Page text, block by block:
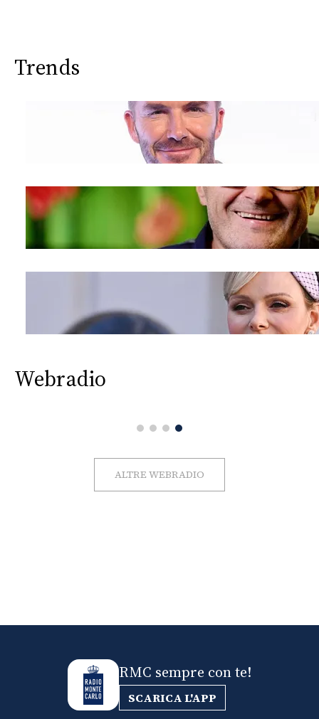
Trends
Webradio
ALTRE WEBRADIO
RMC sempre con te!
SCARICA L'APP